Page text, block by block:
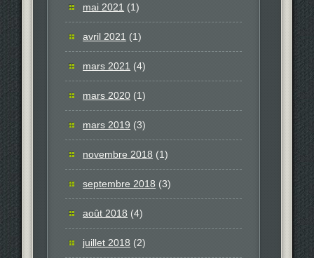
mai 2021 (1)
avril 2021 (1)
mars 2021 (4)
mars 2020 (1)
mars 2019 (3)
novembre 2018 (1)
septembre 2018 (3)
août 2018 (4)
juillet 2018 (2)